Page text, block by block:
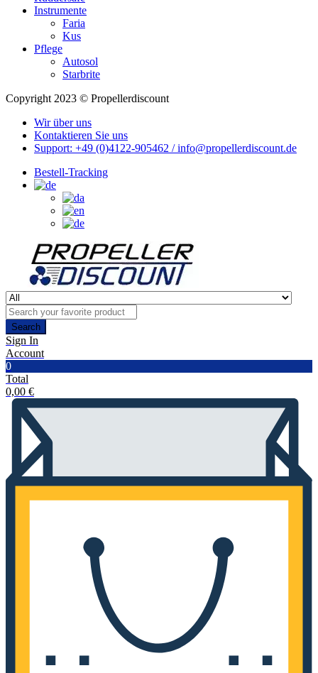
Instrumente
Faria
Kus
Pflege
Autosol
Starbrite
Copyright 2023 © Propellerdiscount
Wir über uns
Kontaktieren Sie uns
Support: +49 (0)4122-905462 / info@propellerdiscount.de
Bestell-Tracking
Search
Sign In
Account
0
Total
0,00 €